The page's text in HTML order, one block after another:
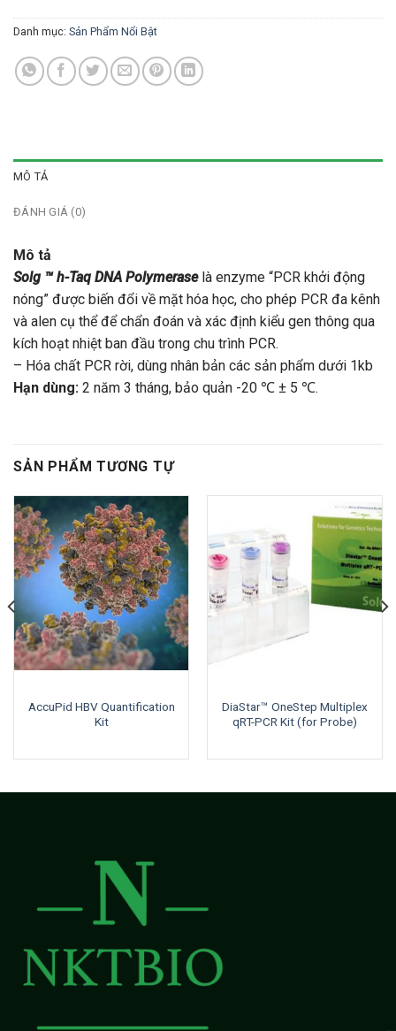
Danh mục: Sản Phẩm Nổi Bật
MÔ TẢ
ĐÁNH GIÁ (0)
Mô tả
Solg ™ h-Taq DNA Polymeraselà enzyme “PCR khởi động
nóng” được biến đổi về mặt hóa học, cho phép PCR đa kênh
và alen cụ thể để chẩn đoán và xác định kiểu gen thông qua
kích hoạt nhiệt ban đầu trong chu trình PCR.
– Hóa chất PCR rời, dùng nhân bản các sản phẩm dưới 1kb
Hạn dùng: 2 năm 3 tháng, bảo quản -20 ℃ ± 5 ℃.
SẢN PHẨM TƯƠNG TỰ
AccuPid HBV Quantification
Kit
DiaStar™ OneStep Multiplex
qRT-PCR Kit (for Probe)